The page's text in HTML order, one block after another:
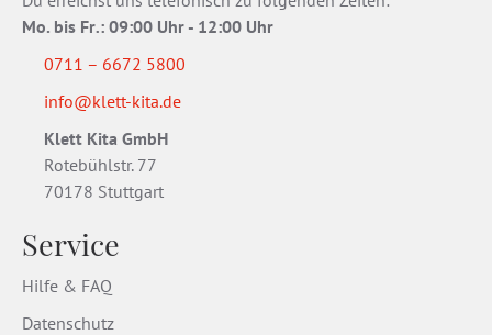
Mo. bis Fr.: 09:00 Uhr - 12:00 Uhr
0711 – 6672 5800
info@klett-kita.de
Klett Kita GmbH
Rotebühlstr. 77
70178 Stuttgart
Service
Hilfe & FAQ
Datenschutz